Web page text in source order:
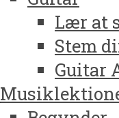
Lær at
Stem
Guitar